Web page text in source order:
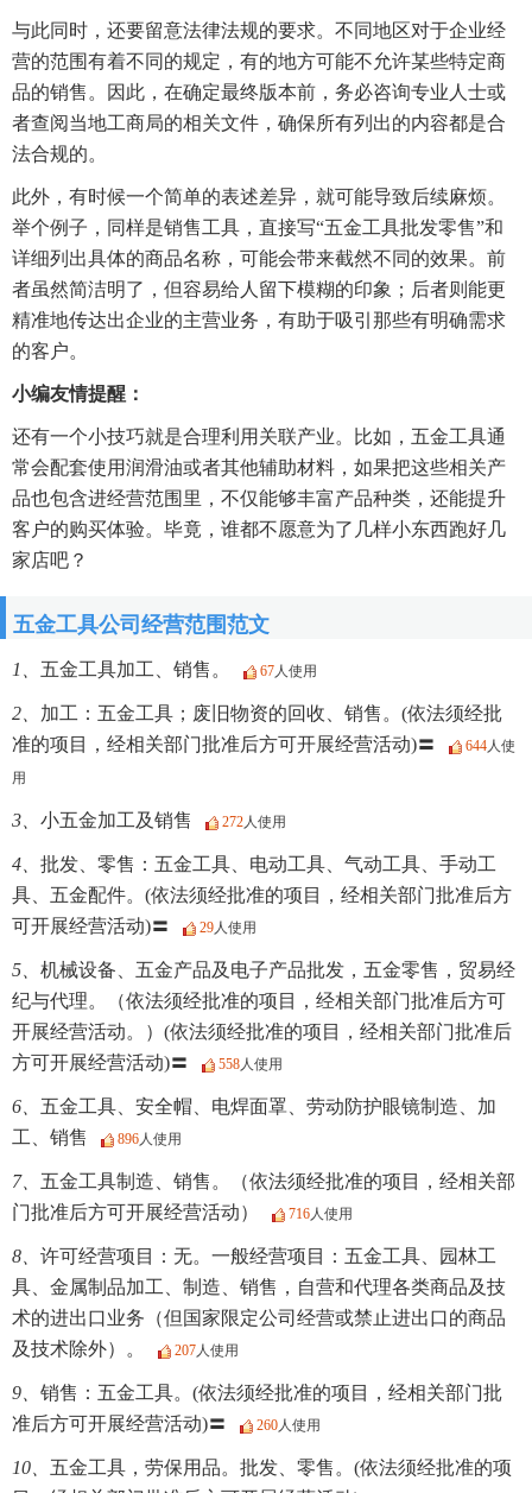
与此同时，还要留意法律法规的要求。不同地区对于企业经
营的范围有着不同的规定，有的地方可能不允许某些特定商
品的销售。因此，在确定最终版本前，务必咨询专业人士或
者查阅当地工商局的相关文件，确保所有列出的内容都是合
法合规的。
此外，有时候一个简单的表述差异，就可能导致后续麻烦。
举个例子，同样是销售工具，直接写“五金工具批发零售”和
详细列出具体的商品名称，可能会带来截然不同的效果。前
者虽然简洁明了，但容易给人留下模糊的印象；后者则能更
精准地传达出企业的主营业务，有助于吸引那些有明确需求
的客户。
小编友情提醒：
还有一个小技巧就是合理利用关联产业。比如，五金工具通
常会配套使用润滑油或者其他辅助材料，如果把这些相关产
品也包含进经营范围里，不仅能够丰富产品种类，还能提升
客户的购买体验。毕竟，谁都不愿意为了几样小东西跑好几
家店吧？
五金工具公司经营范围范文
1、 五金工具加工、销售。 67人使用
2、 加工：五金工具；废旧物资的回收、销售。(依法须经批
准的项目，经相关部门批准后方可开展经营活动)〓
644人使
用
3、 小五金加工及销售 272人使用
4、 批发、零售：五金工具、电动工具、气动工具、手动工
具、五金配件。(依法须经批准的项目，经相关部门批准后方
可开展经营活动)〓
29人使用
5、 机械设备、五金产品及电子产品批发，五金零售，贸易经
纪与代理。（依法须经批准的项目，经相关部门批准后方可
开展经营活动。）(依法须经批准的项目，经相关部门批准后
方可开展经营活动)〓
558人使用
6、 五金工具、安全帽、电焊面罩、劳动防护眼镜制造、加
工、销售
896人使用
7、 五金工具制造、销售。（依法须经批准的项目，经相关部
门批准后方可开展经营活动）
716人使用
8、 许可经营项目：无。一般经营项目：五金工具、园林工
具、金属制品加工、制造、销售，自营和代理各类商品及技
术的进出口业务（但国家限定公司经营或禁止进出口的商品
及技术除外）。
207人使用
9、 销售：五金工具。(依法须经批准的项目，经相关部门批
准后方可开展经营活动)〓
260人使用
10、 五金工具，劳保用品。批发、零售。(依法须经批准的项